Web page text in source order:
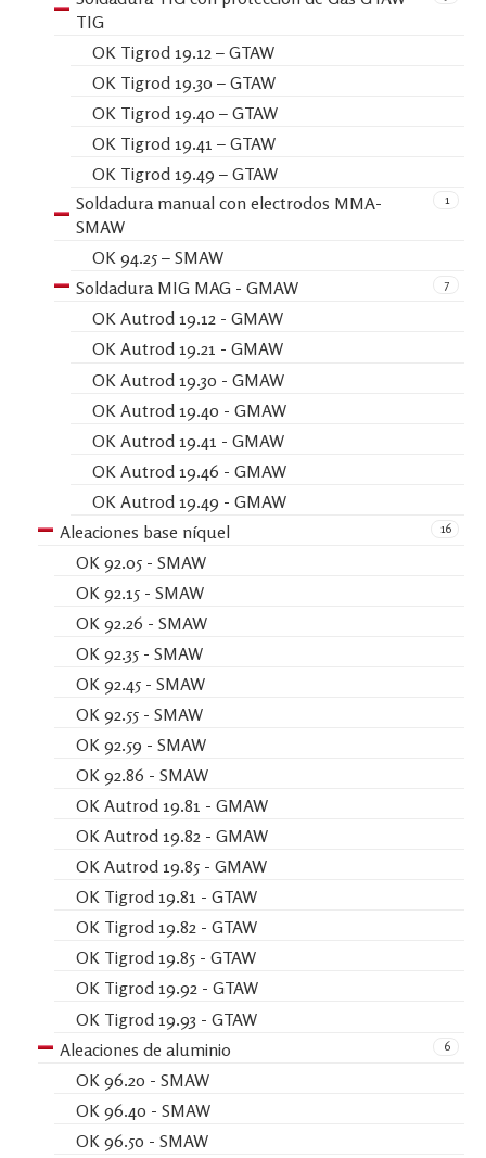
TIG
OK Tigrod 19.12 – GTAW
OK Tigrod 19.30 – GTAW
OK Tigrod 19.40 – GTAW
OK Tigrod 19.41 – GTAW
OK Tigrod 19.49 – GTAW
1
Soldadura manual con electrodos MMA-
SMAW
OK 94.25 – SMAW
7
Soldadura MIG MAG - GMAW
OK Autrod 19.12 - GMAW
OK Autrod 19.21 - GMAW
OK Autrod 19.30 - GMAW
OK Autrod 19.40 - GMAW
OK Autrod 19.41 - GMAW
OK Autrod 19.46 - GMAW
OK Autrod 19.49 - GMAW
16
Aleaciones base níquel
OK 92.05 - SMAW
OK 92.15 - SMAW
OK 92.26 - SMAW
OK 92.35 - SMAW
OK 92.45 - SMAW
OK 92.55 - SMAW
OK 92.59 - SMAW
OK 92.86 - SMAW
OK Autrod 19.81 - GMAW
OK Autrod 19.82 - GMAW
OK Autrod 19.85 - GMAW
OK Tigrod 19.81 - GTAW
OK Tigrod 19.82 - GTAW
OK Tigrod 19.85 - GTAW
OK Tigrod 19.92 - GTAW
OK Tigrod 19.93 - GTAW
6
Aleaciones de aluminio
OK 96.20 - SMAW
OK 96.40 - SMAW
OK 96.50 - SMAW